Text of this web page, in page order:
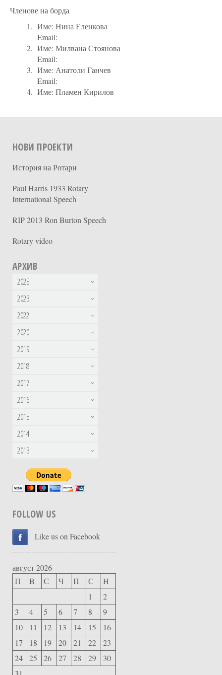
Членoве на борда
Име: Нина Еленкова
Email:
Име: Милвана Стоянова
Email:
Име: Анатоли Ганчев
Email:
Име: Пламен Кирилов
НОВИ ПРОЕКТИ
История на Ротари
Paul Harris 1933 Rotary
International Speech
RIP 2013 Ron Burton Speech
Rotary video
АРХИВ
2025
2023
2022
2020
2019
2018
2017
2016
2015
2014
2013
FOLLOW US
Like us on Facebook
август 2026
П
В С Ч П С
Н
1
2
3
4 5 6 7 8
9
10
11 12 13 14 15
16
17
18 19 20 21 22
23
24
25 26 27 28 29
30